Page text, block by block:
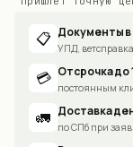
📋 Документы
УПД,
💳 Отсрочка до
постоянным
🚛 Доставка
по СПб при